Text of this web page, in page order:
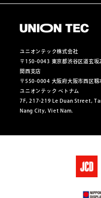
ユニオンテック株式会社
〒150-0043 東京都渋谷区道玄
関西支店
〒550-0004 大阪府大阪市西区靱
ユニオンテック ベトナム
7F, 217-219 Le Duan Street,
Nang City, Viet Nam.